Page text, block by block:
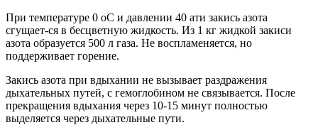
При температуре 0 оС и давлении 40 ати закись азота
сгущает-ся в бесцветную жидкость. Из 1 кг жидкой закиси
азота образуется 500 л газа. Не воспламеняется, но
поддерживает горение.
Закись азота при вдыхании не вызывает раздражения
дыхательных путей, с гемоглобином не связывается. После
прекращения вдыхания через 10-15 минут полностью
выделяется через дыхательные пути.